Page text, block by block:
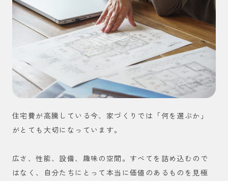
住宅費が高騰している今、家づくりでは「何を選ぶか」
がとても大切になっています。
広さ、性能、設備、趣味の空間。すべてを詰め込むので
はなく、自分たちにとって本当に価値のあるものを見極